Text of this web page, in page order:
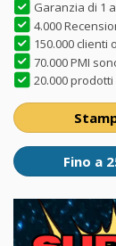
Garanzia di 1
4.000
150.000 clienti
70.000 PMI
20.000
Fino a